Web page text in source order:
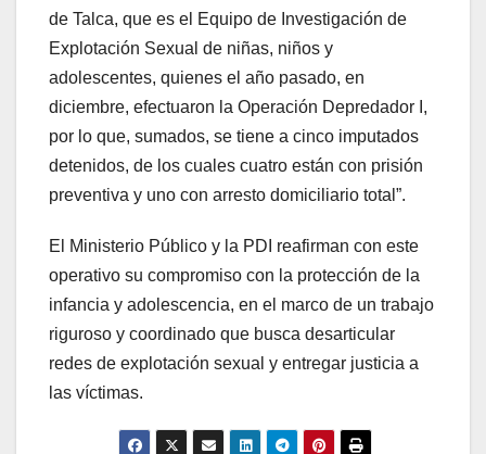
de Talca, que es el Equipo de Investigación de
Explotación Sexual de niñas, niños y
adolescentes, quienes el año pasado, en
diciembre, efectuaron la Operación Depredador I,
por lo que, sumados, se tiene a cinco imputados
detenidos, de los cuales cuatro están con prisión
preventiva y uno con arresto domiciliario total”.
El Ministerio Público y la PDI reafirman con este
operativo su compromiso con la protección de la
infancia y adolescencia, en el marco de un trabajo
riguroso y coordinado que busca desarticular
redes de explotación sexual y entregar justicia a
las víctimas.